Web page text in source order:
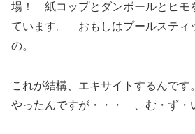
場！ 紙コップとダンボールとヒモ
ています。 おもしはプールスティ
の。
これが結構、エキサイトするんで
やったんですが・・・ 、む・ず・